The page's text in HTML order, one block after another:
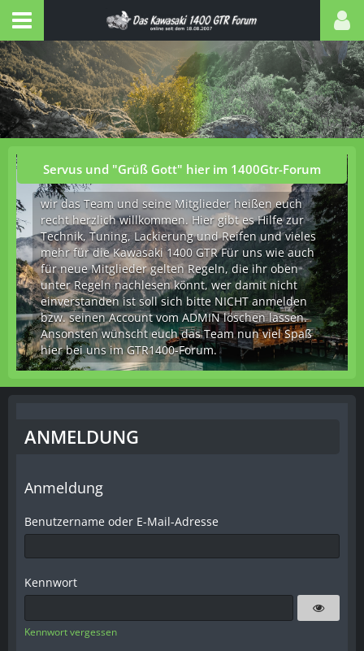
Servus und "Grüß Gott" hier im 1400Gtr-Forum
wir das Team und seine Mitglieder heißen euch
recht herzlich willkommen. Hier gibt es Hilfe zur
Technik, Tuning, Lackierung und Reifen und vieles
mehr für die Kawasaki 1400 GTR Für uns wie auch
für neue Mitglieder gelten Regeln, die ihr oben
unter Regeln nachlesen könnt, wer damit nicht
einverstanden ist soll sich bitte NICHT anmelden
bzw. seinen Account vom ADMIN löschen lassen.
Ansonsten wünscht euch das Team nun viel Spaß
hier bei uns im GTR1400-Forum.
ANMELDUNG
Anmeldung
Benutzername oder E-Mail-Adresse
Kennwort
Kennwort vergessen